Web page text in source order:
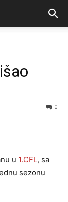
0
u 1.CFL, sa
sezonu